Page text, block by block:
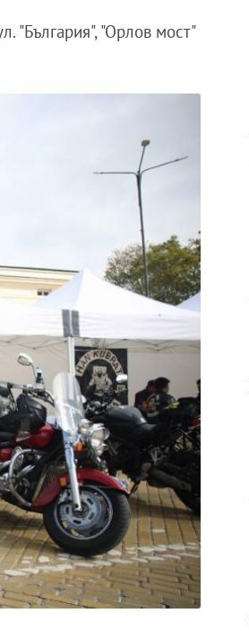
"България", "Орлов мост"